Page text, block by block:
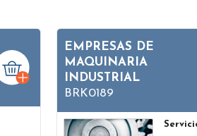
EMPRESAS DE
MAQUINARIA
INDUSTRIAL
BRK0189